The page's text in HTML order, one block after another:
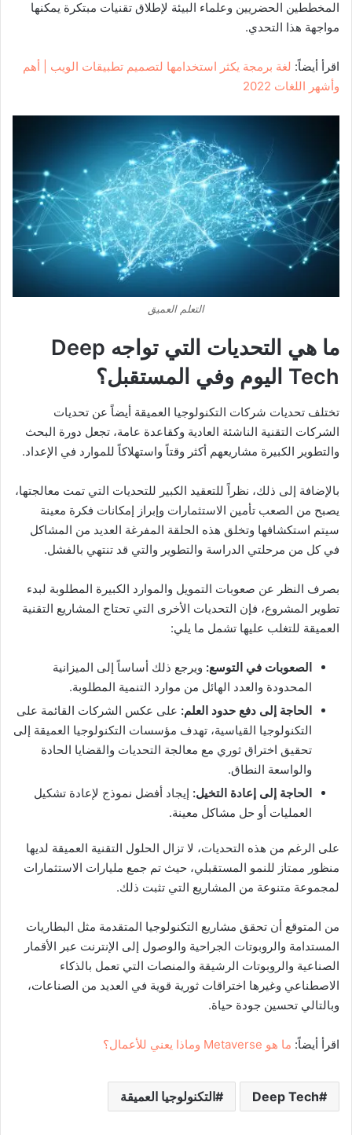
المخططين الحضريين وعلماء البيئة لإطلاق تقنيات مبتكرة يمكنها
مواجهة هذا التحدي.
اقرأ أيضاً: لغة برمجة يكثر استخدامها لتصميم تطبيقات الويب | أهم
وأشهر اللغات 2022
التعلم العميق
ما هي التحديات التي تواجه Deep
Tech اليوم وفي المستقبل؟
تختلف تحديات شركات التكنولوجيا العميقة أيضاً عن تحديات
الشركات التقنية الناشئة العادية وكقاعدة عامة، تجعل دورة البحث
والتطوير الكبيرة مشاريعهم أكثر وقتاً واستهلاكاً للموارد في الإعداد.
بالإضافة إلى ذلك، نظراً للتعقيد الكبير للتحديات التي تمت معالجتها،
يصبح من الصعب تأمين الاستثمارات وإبراز إمكانات فكرة معينة
سيتم استكشافها وتخلق هذه الحلقة المفرغة العديد من المشاكل
في كل من مرحلتي الدراسة والتطوير والتي قد تنتهي بالفشل.
بصرف النظر عن صعوبات التمويل والموارد الكبيرة المطلوبة لبدء
تطوير المشروع، فإن التحديات الأخرى التي تحتاج المشاريع التقنية
العميقة للتغلب عليها تشمل ما يلي:
الصعوبات في التوسع: ويرجع ذلك أساساً إلى الميزانية
المحدودة والعدد الهائل من موارد التنمية المطلوبة.
الحاجة إلى دفع حدود العلم: على عكس الشركات القائمة على
التكنولوجيا القياسية، تهدف مؤسسات التكنولوجيا العميقة إلى
تحقيق اختراق ثوري مع معالجة التحديات والقضايا الحادة
والواسعة النطاق.
الحاجة إلى إعادة التخيل: إيجاد أفضل نموذج لإعادة تشكيل
العمليات أو حل مشاكل معينة.
على الرغم من هذه التحديات، لا تزال الحلول التقنية العميقة لديها
منظور ممتاز للنمو المستقبلي، حيث تم جمع مليارات الاستثمارات
لمجموعة متنوعة من المشاريع التي تثبت ذلك.
من المتوقع أن تحقق مشاريع التكنولوجيا المتقدمة مثل البطاريات
المستدامة والروبوتات الجراحية والوصول إلى الإنترنت عبر الأقمار
الصناعية والروبوتات الرشيقة والمنصات التي تعمل بالذكاء
الاصطناعي وغيرها اختراقات ثورية قوية في العديد من الصناعات،
وبالتالي تحسين جودة حياة.
اقرأ أيضاً: ما هو Metaverse وماذا يعني للأعمال؟
Deep Tech التكنولوجيا العميقة